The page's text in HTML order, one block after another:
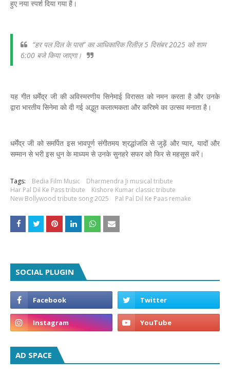
हुए नया स्पर्श दिया गया है।
“हर पल दिल के पास” का आधिकारिक रिलीज़ 5 दिसंबर 2025 को शाम
6:00 बजे किया जाएगा।
यह गीत धर्मेंद्र जी की अविस्मरणीय सिनेमाई विरासत को नमन करता है और उनके
द्वारा भारतीय सिनेमा को दी गई अद्भुत कलात्मकता और करिश्मे का उत्सव मनाता है।
धर्मेंद्र जी को समर्पित इस भावपूर्ण संगीतमय श्रद्धांजलि से जुड़ें और प्यार, यादों और
सम्मान से भरी इस धुन के माध्यम से उनके सुनहरे सफर को फिर से महसूस करें।
Tags: Bedia Film Music
Dharmendra Ji musical tribute
Har Pal Dil Ke Pass tribute
Kishore Kumar classic tribute
New Bollywood tribute song 2025
Pal Pal Dil Ke Paas remake
SOCIAL PLUGIN
AD SPACE